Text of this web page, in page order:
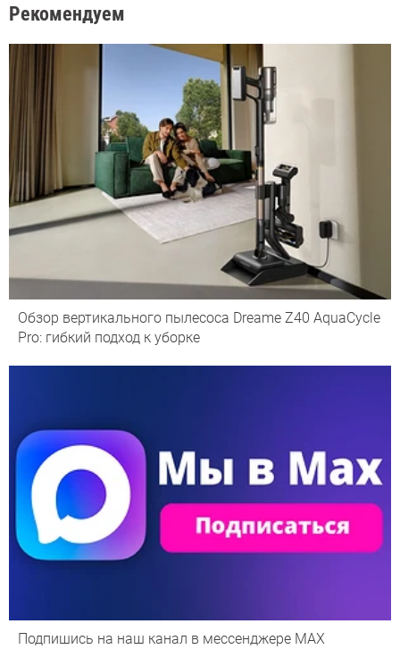
Рекомендуем
Обзор вертикального пылесоса Dreame Z40 AquaCycle
Pro: гибкий подход к уборке
Подпишись на наш канал в мессенджере МАХ